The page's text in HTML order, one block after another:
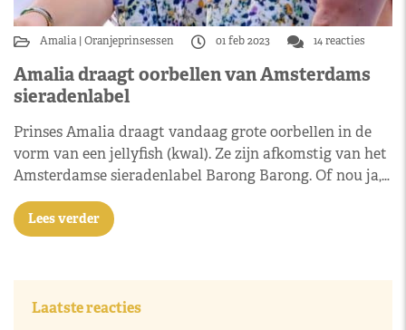
Amalia Oranjeprinsessen 01 feb 2023 14 reacties
Amalia draagt oorbellen van Amsterdams
sieradenlabel
Prinses Amalia draagt vandaag grote oorbellen in de
vorm van een jellyfish (kwal). Ze zijn afkomstig van het
Amsterdamse sieradenlabel Barong Barong. Of nou ja,…
Lees verder
Laatste reacties